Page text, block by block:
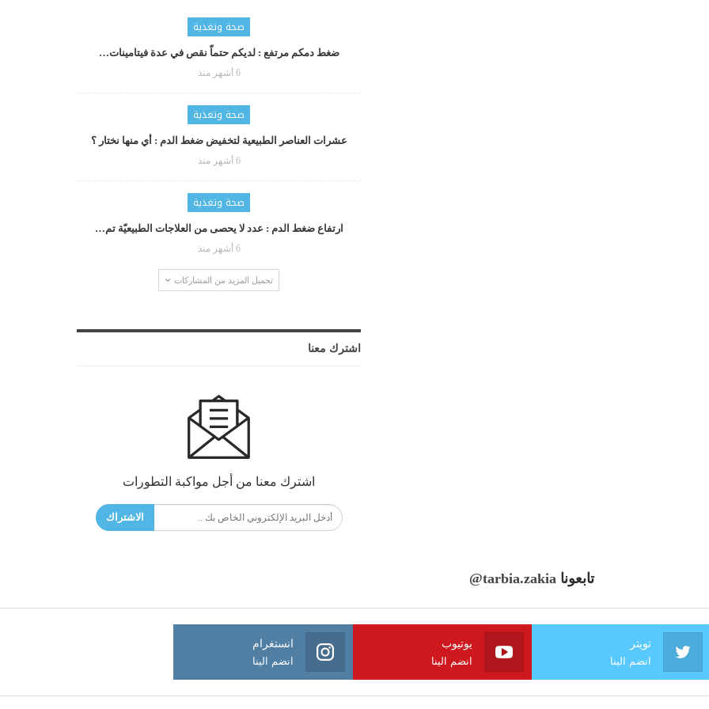
صحة وتغذية
ضغط دمكم مرتفع : لديكم حتماّ نقص في عدة فيتامينات…
6 أشهر منذ
صحة وتغذية
عشرات العناصر الطبيعية لتخفيض ضغط الدم : أي منها نختار ؟
6 أشهر منذ
صحة وتغذية
ارتفاع ضغط الدم : عدد لا يحصى من العلاجات الطبيعيّة تم…
6 أشهر منذ
تحميل المزيد من المشاركات
اشترك معنا
اشترك معنا من أجل مواكبة التطورات
الاشتراك
تابعونا @tarbia.zakia
تويتر
انضم الينا
يوتيوب
انضم الينا
انستغرام
انضم الينا